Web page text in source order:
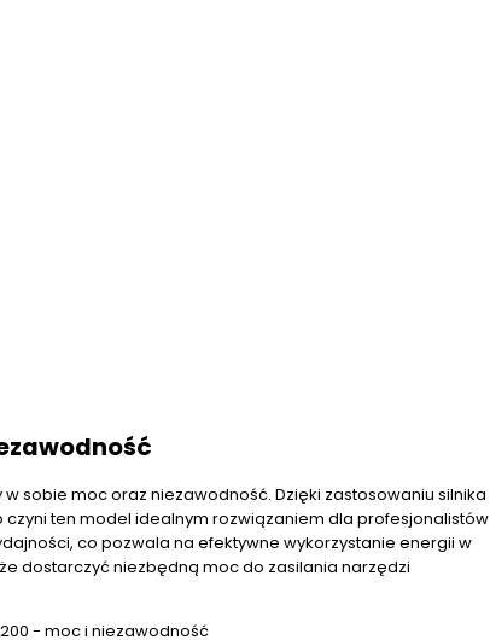
sobie moc oraz niezawodność. Dzięki zastosowaniu silnika
czyni ten model idealnym rozwiązaniem dla profesjonalistów
co pozwala na efektywne wykorzystanie energii w
dostarczyć niezbędną moc do zasilania narzędzi